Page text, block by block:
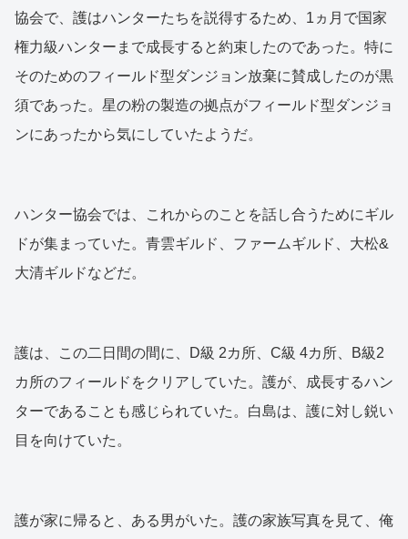
協会で、護はハンターたちを説得するため、1ヵ月で国家
権力級ハンターまで成長すると約束したのであった。特に
そのためのフィールド型ダンジョン放棄に賛成したのが黒
須であった。星の粉の製造の拠点がフィールド型ダンジョ
ンにあったから気にしていたようだ。
ハンター協会では、これからのことを話し合うためにギル
ドが集まっていた。青雲ギルド、ファームギルド、大松&
大清ギルドなどだ。
護は、この二日間の間に、D級 2カ所、C級 4カ所、B級2
カ所のフィールドをクリアしていた。護が、成長するハン
ターであることも感じられていた。白島は、護に対し鋭い
目を向けていた。
護が家に帰ると、ある男がいた。護の家族写真を見て、俺